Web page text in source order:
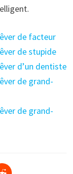
de facteur
de stupide
d’un dentiste
de grand-
de grand-